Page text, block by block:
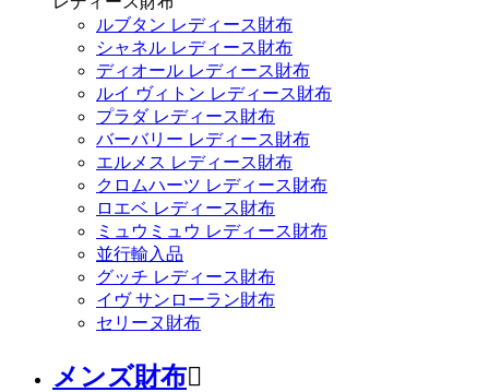
ルブタン レディース財布
シャネル レディース財布
ディオール レディース財布
ルイ ヴィトン レディース財布
プラダ レディース財布
バーバリー レディース財布
エルメス レディース財布
クロムハーツ レディース財布
ロエベ レディース財布
ミュウミュウ レディース財布
並行輸入品
グッチ レディース財布
イヴ サンローラン財布
セリーヌ財布
メンズ財布